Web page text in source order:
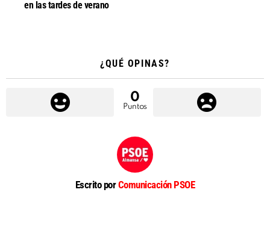
en las tardes de verano
¿QUÉ OPINAS?
0
Puntos
Escrito porComunicación PSOE